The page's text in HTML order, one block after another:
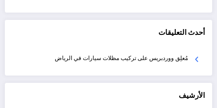
أحدث التعليقات
مُعلِق ووردبريس علىتركيب مظلات سيارات في الرياض
الأرشيف